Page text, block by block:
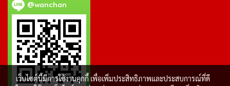
@wanchan
เว็บไซต์นี้มีการใช้งานคุกกี้ เพื่อเพิ่มประสิทธิภาพและประสบการณ์ที่ดี